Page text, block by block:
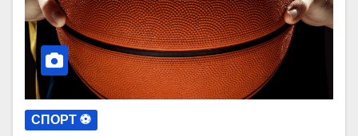
СПОРТ ⚽️